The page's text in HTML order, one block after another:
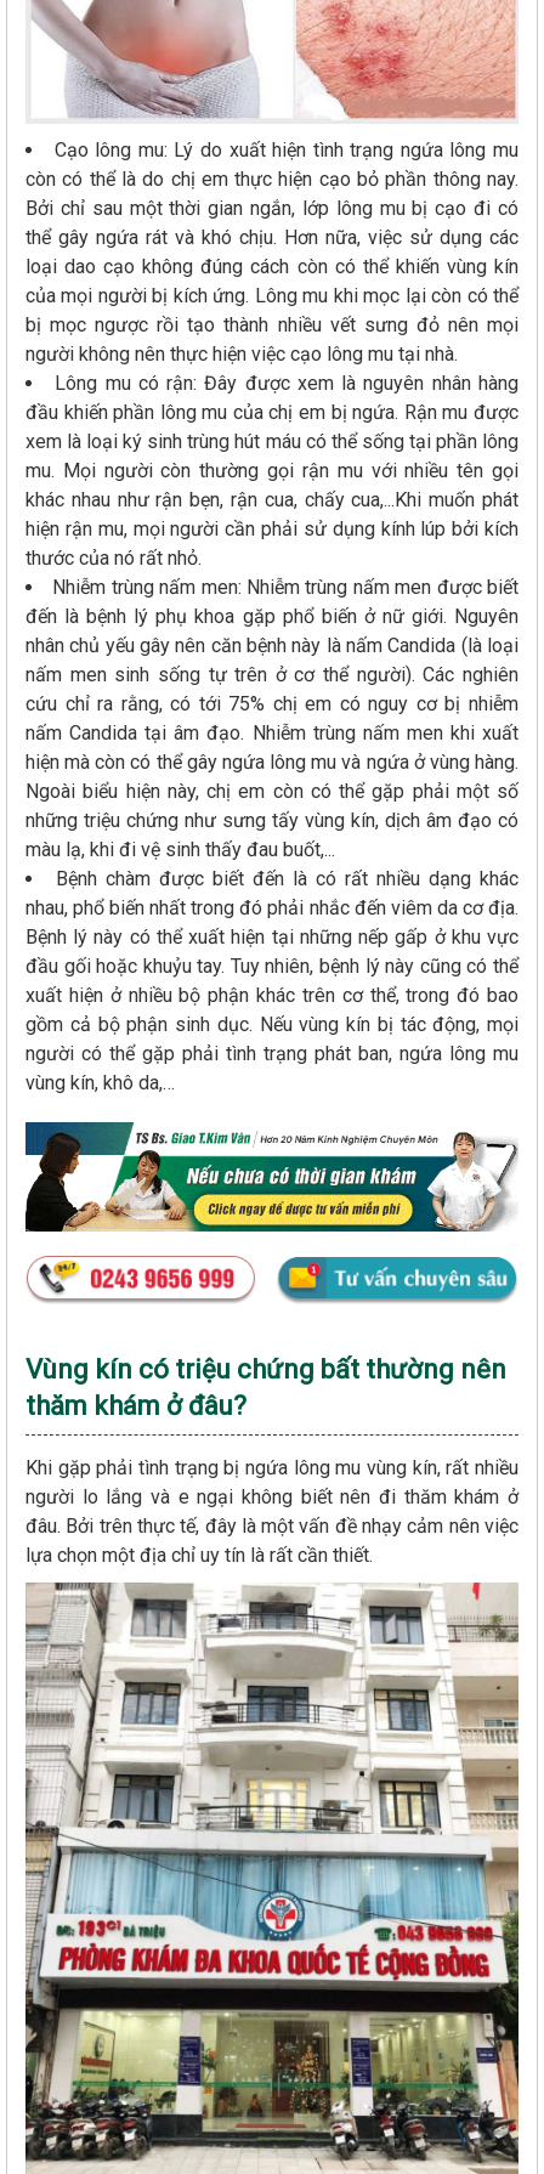
Cạo lông mu: Lý do xuất hiện tình trạng ngứa lông mu
còn có thể là do chị em thực hiện cạo bỏ phần thông nay.
Bởi chỉ sau một thời gian ngắn, lớp lông mu bị cạo đi có
thể gây ngứa rát và khó chịu. Hơn nữa, việc sử dụng các
loại dao cạo không đúng cách còn có thể khiến vùng kín
của mọi người bị kích ứng. Lông mu khi mọc lại còn có thể
bị mọc ngược rồi tạo thành nhiều vết sưng đỏ nên mọi
người không nên thực hiện việc cạo lông mu tại nhà.
Lông mu có rận: Đây được xem là nguyên nhân hàng
đầu khiến phần lông mu của chị em bị ngứa. Rận mu được
xem là loại ký sinh trùng hút máu có thể sống tại phần lông
mu. Mọi người còn thường gọi rận mu với nhiều tên gọi
khác nhau như rận bẹn, rận cua, chấy cua,...Khi muốn phát
hiện rận mu, mọi người cần phải sử dụng kính lúp bởi kích
thước của nó rất nhỏ.
Nhiễm trùng nấm men: Nhiễm trùng nấm men được biết
đến là bệnh lý phụ khoa gặp phổ biến ở nữ giới. Nguyên
nhân chủ yếu gây nên căn bệnh này là nấm Candida (là loại
nấm men sinh sống tự trên ở cơ thể người). Các nghiên
cứu chỉ ra rằng, có tới 75% chị em có nguy cơ bị nhiễm
nấm Candida tại âm đạo. Nhiễm trùng nấm men khi xuất
hiện mà còn có thể gây ngứa lông mu và ngứa ở vùng hàng.
Ngoài biểu hiện này, chị em còn có thể gặp phải một số
những triệu chứng như sưng tấy vùng kín, dịch âm đạo có
màu lạ, khi đi vệ sinh thấy đau buốt,...
Bệnh chàm được biết đến là có rất nhiều dạng khác
nhau, phổ biến nhất trong đó phải nhắc đến viêm da cơ địa.
Bệnh lý này có thể xuất hiện tại những nếp gấp ở khu vực
đầu gối hoặc khuỷu tay. Tuy nhiên, bệnh lý này cũng có thể
xuất hiện ở nhiều bộ phận khác trên cơ thể, trong đó bao
gồm cả bộ phận sinh dục. Nếu vùng kín bị tác động, mọi
người có thể gặp phải tình trạng phát ban, ngứa lông mu
vùng kín, khô da,…
Vùng kín có triệu chứng bất thường nên
thăm khám ở đâu?
Khi gặp phải tình trạng bị ngứa lông mu vùng kín, rất nhiều
người lo lắng và e ngại không biết nên đi thăm khám ở
đâu. Bởi trên thực tế, đây là một vấn đề nhạy cảm nên việc
lựa chọn một địa chỉ uy tín là rất cần thiết.